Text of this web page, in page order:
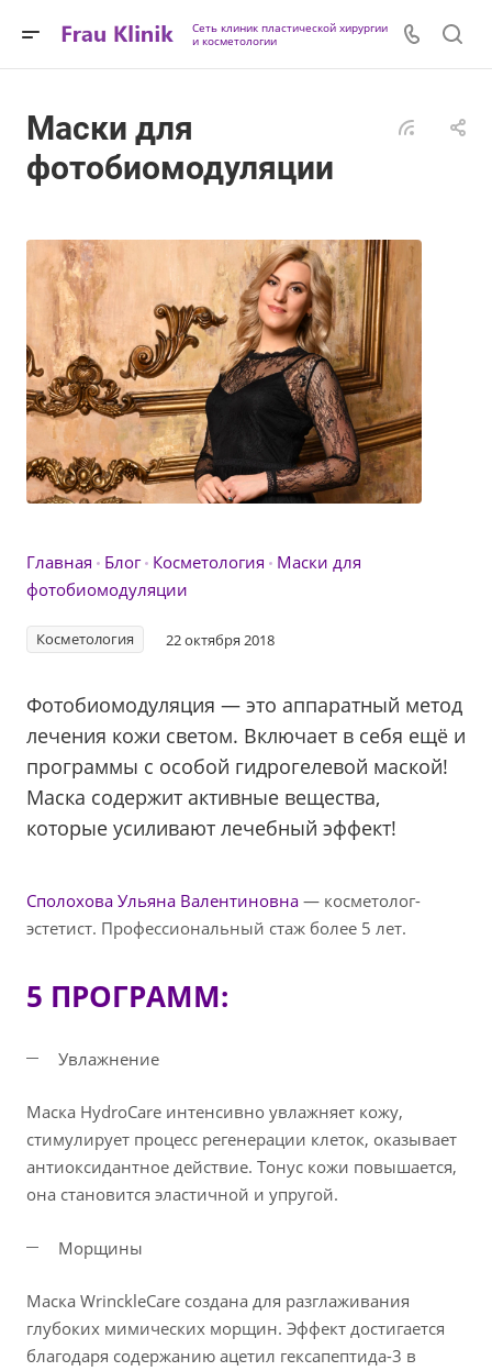
Сеть клиник пластической хирургии
и косметологии
Маски для
фотобиомодуляции
Главная Блог Косметология
Маски для
фотобиомодуляции
Косметология 22 октября 2018
Фотобиомодуляция — это аппаратный метод
лечения кожи светом. Включает в себя ещё и
программы с особой гидрогелевой маской!
Маска содержит активные вещества,
которые усиливают лечебный эффект!
Сполохова Ульяна Валентиновна — косметолог-
эстетист. Профессиональный стаж более 5 лет.
5 ПРОГРАММ:
Увлажнение
Маска HydroCare интенсивно увлажняет кожу,
стимулирует процесс регенерации клеток, оказывает
антиоксидантное действие. Тонус кожи повышается,
она становится эластичной и упругой.
Морщины
Маска WrinckleCare создана для разглаживания
глубоких мимических морщин. Эффект достигается
благодаря содержанию ацетил гексапептида-3 в